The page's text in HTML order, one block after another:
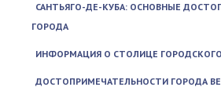
САНТЬЯГО-ДЕ-КУБА: ОСНОВНЫЕ
ГОРОДА
ИНФОРМАЦИЯ О СТОЛИЦЕ
ДОСТОПРИМЕЧАТЕЛЬНОСТИ ГОРОДА